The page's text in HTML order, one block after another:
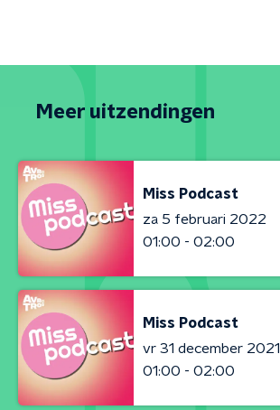
Meer uitzendingen
Miss Podcast
za 5 februari 2022
01:00 - 02:00
Miss Podcast
vr 31 december 2021
01:00 - 02:00